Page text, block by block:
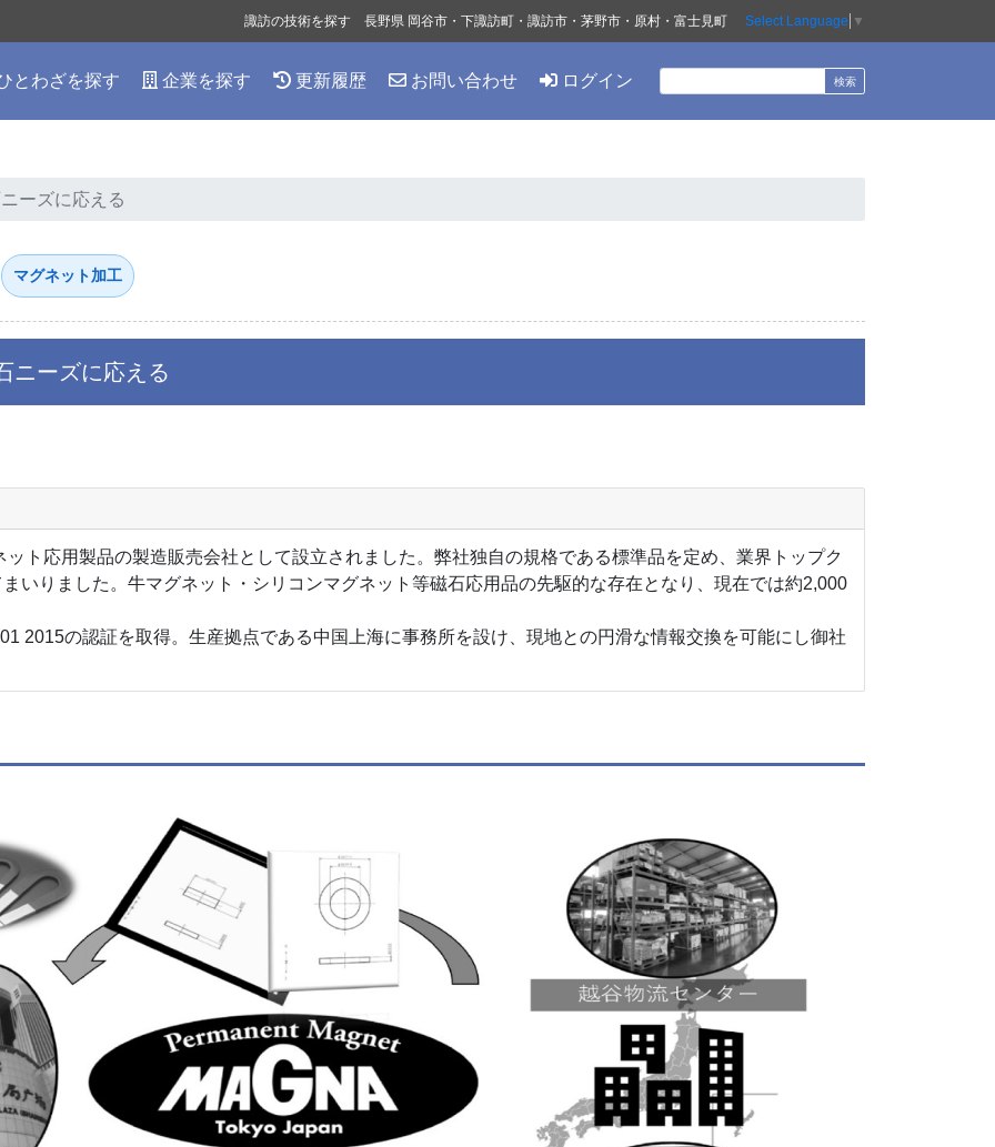
とわざを探す 企業を探す 更新履歴 お問い合わせ ログイン
諏訪の技術を探す 長野県 岡谷市・下諏訪町・諏訪市・茅野市・原村・富士見町 Select Language ▼
ーズに応える
マグネット加工
ニーズに応える
ト応用製品の製造販売会社として設立されました。弊社独自の規格である標準品を定め、業界トップク
いりました。牛マグネット・シリコンマグネット等磁石応用品の先駆的な存在となり、現在では約2,000
2015の認証を取得。生産拠点である中国上海に事務所を設け、現地との円滑な情報交換を可能にし御社